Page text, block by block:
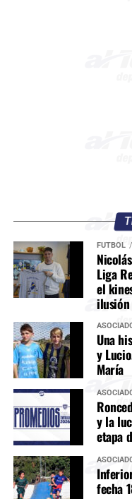
FÚTBOL
Liga
el
ilusión
Una
y
María
y la
etapa
fecha